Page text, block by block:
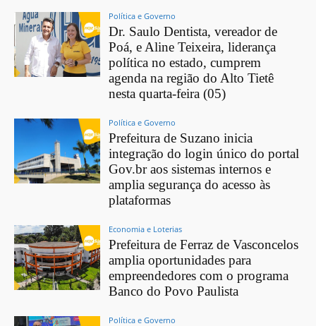
Política e Governo
Dr. Saulo Dentista, vereador de
Poá, e Aline Teixeira, liderança
política no estado, cumprem
agenda na região do Alto Tietê
nesta quarta-feira (05)
Política e Governo
Prefeitura de Suzano inicia
integração do login único do portal
Gov.br aos sistemas internos e
amplia segurança do acesso às
plataformas
Economia e Loterias
Prefeitura de Ferraz de Vasconcelos
amplia oportunidades para
empreendedores com o programa
Banco do Povo Paulista
Política e Governo